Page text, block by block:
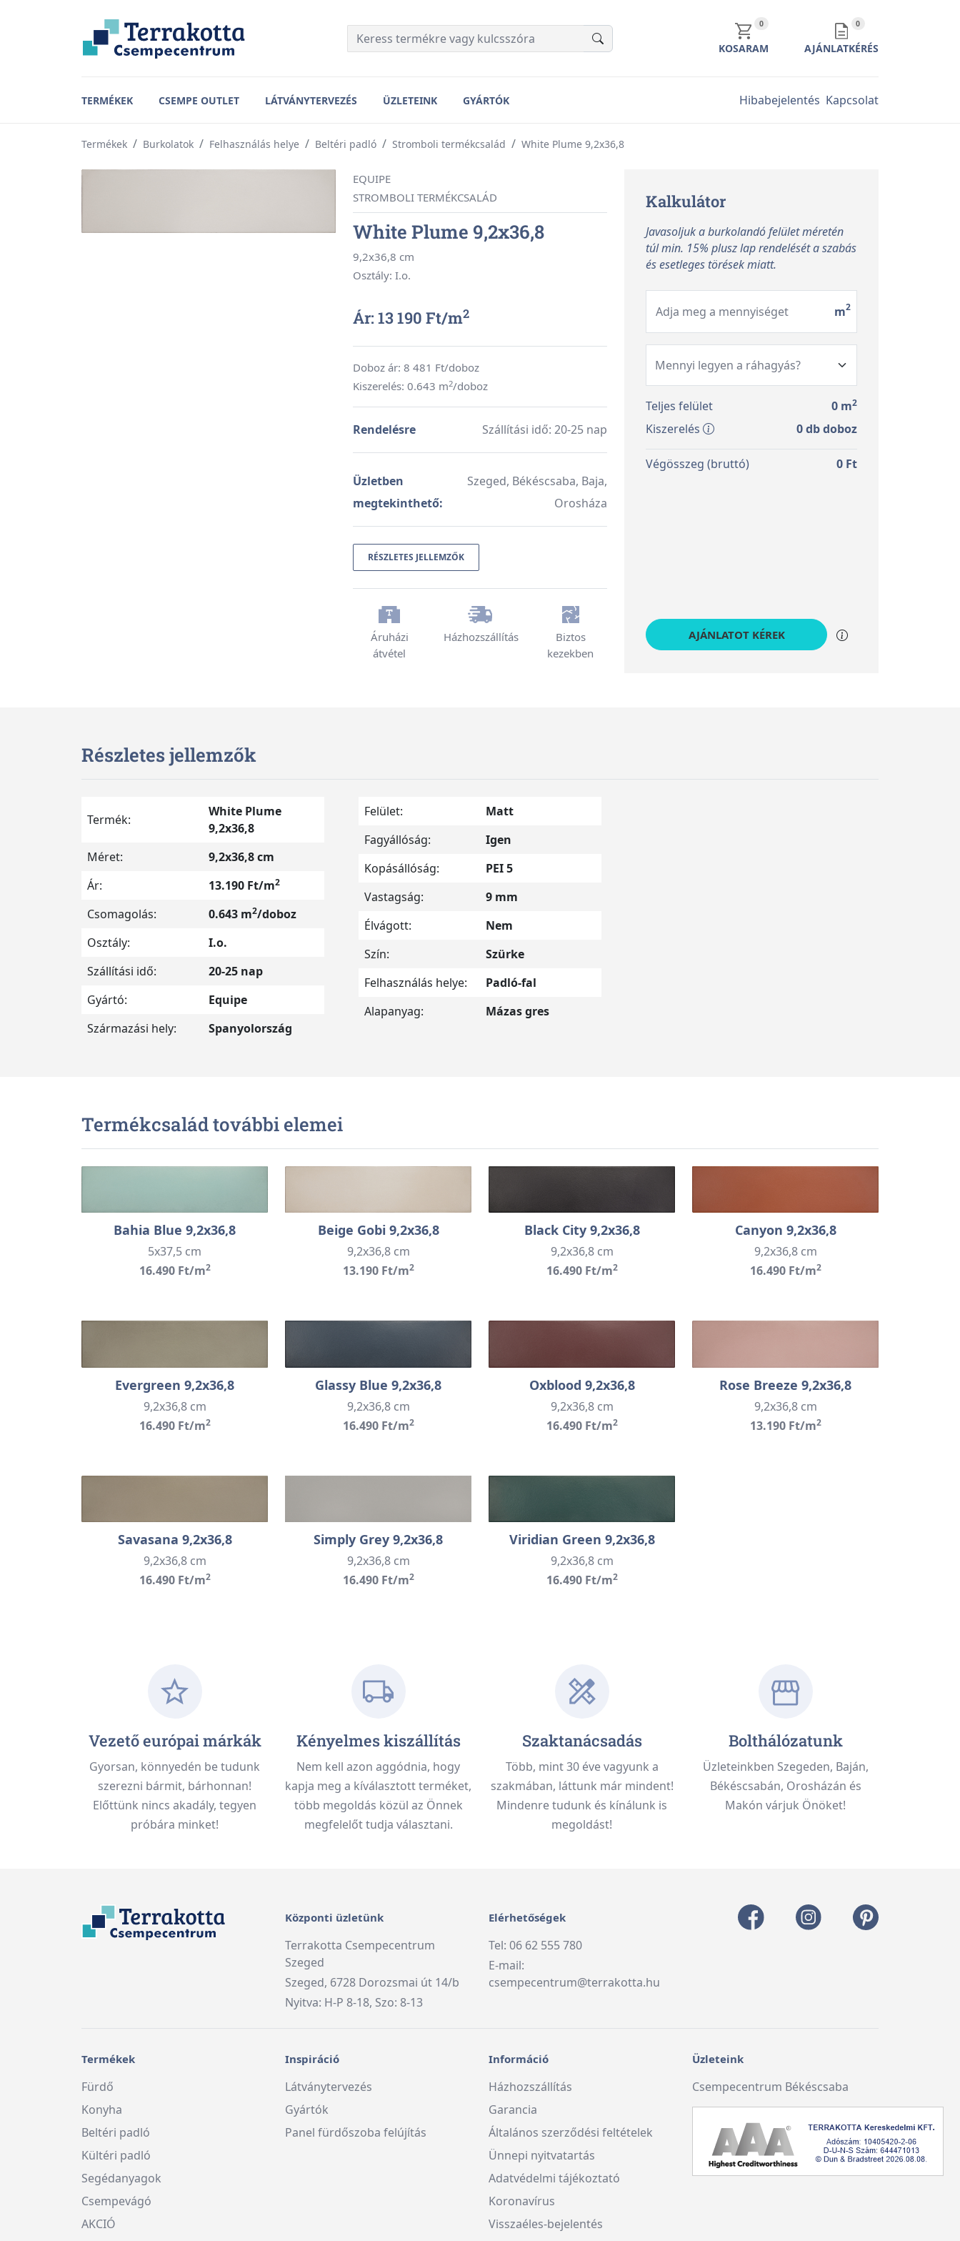
0KOSÁR TARTALMA
KOSARAM
0AJÁNLATKÉRÉS TARTALMA
AJÁNLATKÉRÉS
TERMÉKEK CSEMPE OUTLET LÁTVÁNYTERVEZÉS ÜZLETEINK GYÁRTÓK Hibabejelentés Kapcsolat
Termékek Burkolatok Felhasználás helye Beltéri padló Stromboli termékcsalád White Plume 9,2x36,8
EQUIPE
STROMBOLI TERMÉKCSALÁD
White Plume 9,2x36,8
9,2x36,8 cm
Osztály: I.o.
Ár: 13 190 Ft/m2
Doboz ár: 8 481 Ft/doboz
Kiszerelés: 0.643 m2/doboz
Rendelésre Szállítási idő: 20-25 nap
Üzletben
megtekinthető:
Szeged, Békéscsaba, Baja,
Orosháza
RÉSZLETES JELLEMZŐK
Áruházi
átvétel
Házhozszállítás
Biztos
kezekben
Kalkulátor
Javasoljuk a burkolandó felület méretén
túl min. 15% plusz lap rendelését a szabás
és esetleges törések miatt.
Adja meg a mennyiséget m2
Teljes felület 0 m2
Kiszerelés 0db doboz
Végösszeg (bruttó) 0 Ft
AJÁNLATOT KÉREK
Részletes jellemzők
Termék:
White Plume
9,2x36,8
Méret:
9,2x36,8 cm
Ár:
13.190 Ft/m2
Csomagolás: 0.643 m2/doboz
Osztály:
I.o.
Szállítási idő:
20-25 nap
Gyártó:
Equipe
Származási hely:
Spanyolország
Felület:
Matt
Fagyállóság:
Igen
Kopásállóság:
PEI 5
Vastagság:
9 mm
Élvágott:
Nem
Szín:
Szürke
Felhasználás helye:
Padló-fal
Alapanyag:
Mázas gres
Termékcsalád további elemei
Bahia Blue 9,2x36,8
5x37,5 cm
16.490 Ft/m2
Beige Gobi 9,2x36,8
9,2x36,8 cm
13.190 Ft/m2
Black City 9,2x36,8
9,2x36,8 cm
16.490 Ft/m2
Canyon 9,2x36,8
9,2x36,8 cm
16.490 Ft/m2
Evergreen 9,2x36,8
9,2x36,8 cm
16.490 Ft/m2
Glassy Blue 9,2x36,8
9,2x36,8 cm
16.490 Ft/m2
Oxblood 9,2x36,8
9,2x36,8 cm
16.490 Ft/m2
Rose Breeze 9,2x36,8
9,2x36,8 cm
13.190 Ft/m2
Savasana 9,2x36,8
9,2x36,8 cm
16.490 Ft/m2
Simply Grey 9,2x36,8
9,2x36,8 cm
16.490 Ft/m2
Viridian Green 9,2x36,8
9,2x36,8 cm
16.490 Ft/m2
Vezető európai márkák
Gyorsan, könnyedén be tudunk
szerezni bármit, bárhonnan!
Előttünk nincs akadály, tegyen
próbára minket!
Kényelmes kiszállítás
Nem kell azon aggódnia, hogy
kapja meg a kíválasztott terméket,
több megoldás közül az Önnek
megfelelőt tudja választani.
Szaktanácsadás
Több, mint 30 éve vagyunk a
szakmában, láttunk már mindent!
Mindenre tudunk és kínálunk is
megoldást!
Bolthálózatunk
Üzleteinkben Szegeden, Baján,
Békéscsabán, Orosházán és
Makón várjuk Önöket!
Központi üzletünk
Terrakotta Csempecentrum
Szeged
Szeged, 6728 Dorozsmai út 14/b
Nyitva: H-P 8-18, Szo: 8-13
Elérhetőségek
Tel: 06 62 555 780
E-mail:
csempecentrum@terrakotta.hu
Termékek
Fürdő
Konyha
Beltéri padló
Kültéri padló
Segédanyagok
Csempevágó
AKCIÓ
Inspiráció
Látványtervezés
Gyártók
Panel fürdőszoba felújítás
Információ
Házhozszállítás
Garancia
Általános szerződési feltételek
Ünnepi nyitvatartás
Adatvédelmi tájékoztató
Koronavírus
Visszaéles-bejelentés
Üzleteink
Csempecentrum Békéscsaba